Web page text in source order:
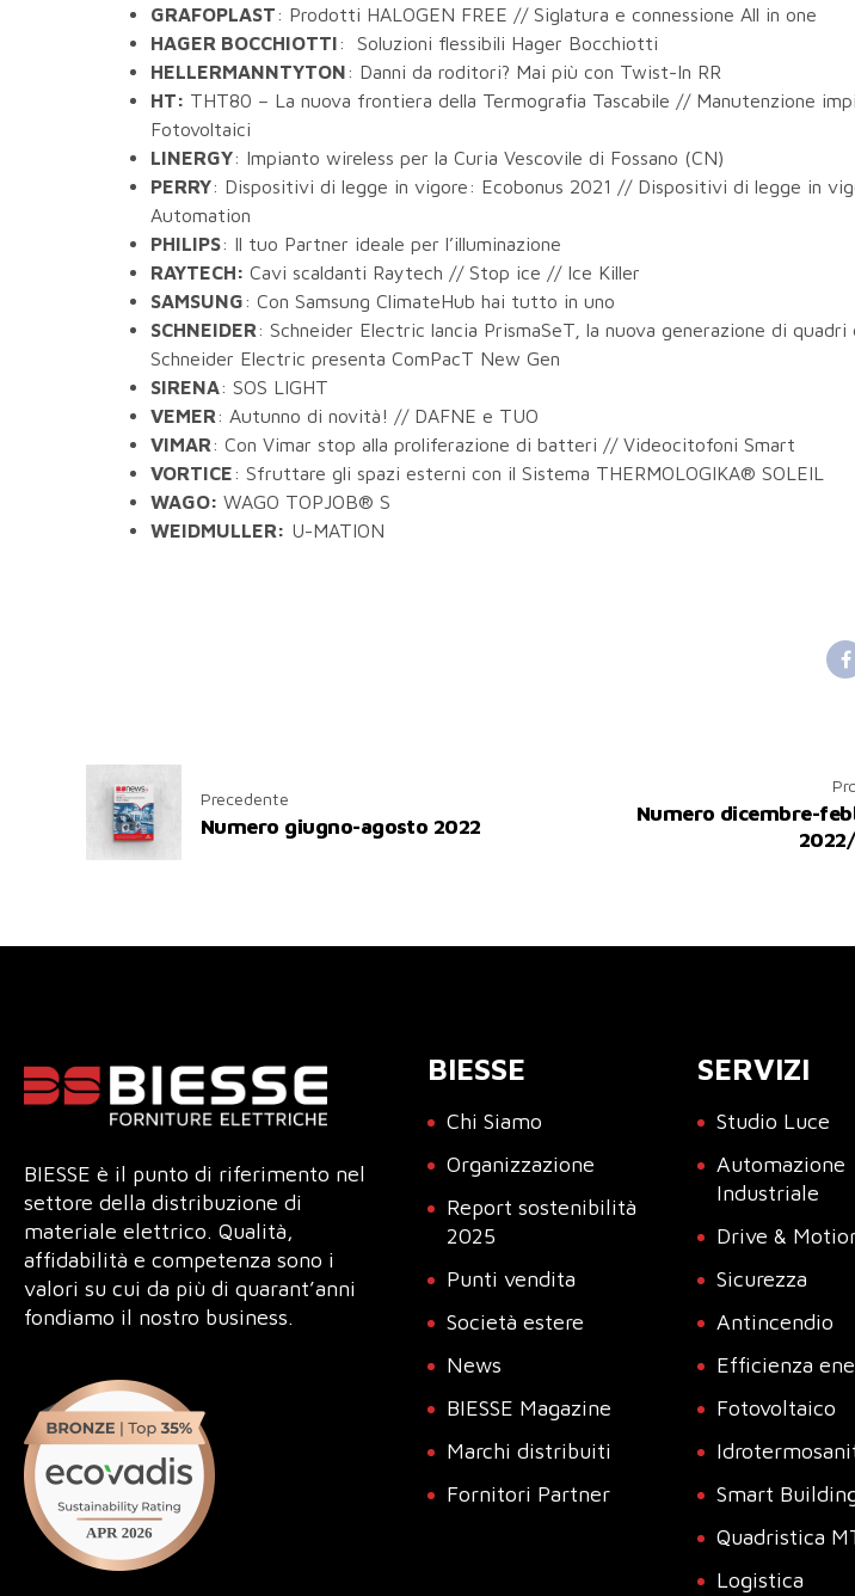
GRAFOPLAST: Prodotti HALOGEN FREE // Siglatura e connessione All in one
HAGER BOCCHIOTTI: Soluzioni flessibili Hager Bocchiotti
HELLERMANNTYTON: Danni da roditori? Mai più con Twist-In RR
HT: THT80 – La nuova frontiera della Termografia Tascabile // Manutenzione
Fotovoltaici
LINERGY: Impianto wireless per la Curia Vescovile di Fossano (CN)
PERRY: Dispositivi di legge in vigore: Ecobonus 2021 // Dispositivi di legge in
Automation
PHILIPS: Il tuo Partner ideale per l’illuminazione
RAYTECH: Cavi scaldanti Raytech // Stop ice // Ice Killer
SAMSUNG: Con Samsung ClimateHub hai tutto in uno
SCHNEIDER: Schneider Electric lancia PrismaSeT, la nuova generazione di
Schneider Electric presenta ComPacT New Gen
SIRENA: SOS LIGHT
VEMER: Autunno di novità! // DAFNE e TUO
VIMAR: Con Vimar stop alla proliferazione di batteri // Videocitofoni Smart
VORTICE: Sfruttare gli spazi esterni con il Sistema THERMOLOGIKA® SOLEIL
WAGO: WAGO TOPJOB® S
WEIDMULLER: U-MATION
Precedente
Numero giugno-agosto 2022
Numero dicembre-
BIESSE è il punto di riferimento nel
settore della distribuzione di
materiale elettrico. Qualità,
affidabilità e competenza sono i
valori su cui da più di quarant’anni
fondiamo il nostro business.
BIESSE
Chi Siamo
Organizzazione
Report sostenibilità
2025
Punti vendita
Società estere
News
BIESSE Magazine
Marchi distribuiti
Fornitori Partner
SERVIZI
Studio Luce
Automazione
Industriale
Drive &
Sicurezza
Antincendio
Efficienza
Fotovoltaico
Smart
Quadristica
Logistica